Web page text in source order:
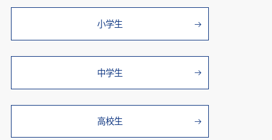
小学生
中学生
高校生